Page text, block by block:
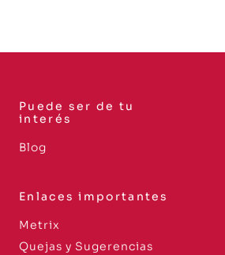
Puede ser de tu
interés
Blog
Enlaces importantes
Metrix
Quejas y Sugerencias